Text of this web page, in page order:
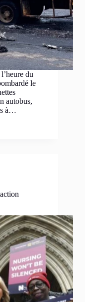
du
le
autobus,
à…